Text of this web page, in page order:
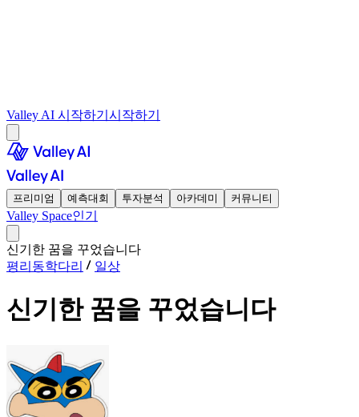
Valley AI 시작하기 시작하기
프리미엄 예측대회 투자분석 아카데미 커뮤니티
Valley Space인기
신기한 꿈을 꾸었습니다
평리동학다리
일상
신기한 꿈을 꾸었습니다